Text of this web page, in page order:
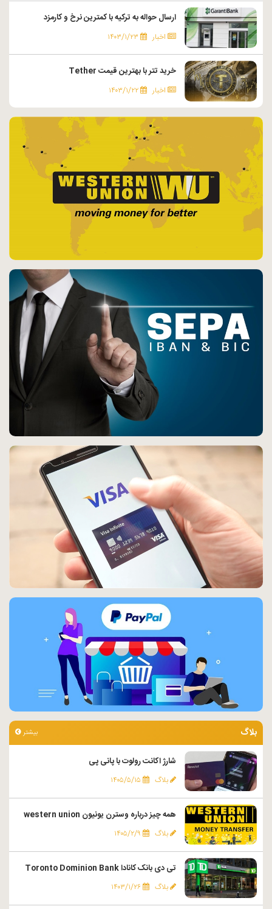
ارسال حواله به ترکیه با کمترین نرخ و کارمزد
اخبار ۱۴۰۳/۱/۲۳
خرید تتر با بهترین قیمت Tether
اخبار ۱۴۰۳/۱/۲۲
بلاگ بیشتر
شارژ اکانت رولوت با پانی پی
بلاگ ۱۴۰۵/۵/۱۵
همه چیز درباره وسترن یونیون western union
بلاگ ۱۴۰۵/۲/۹
تی دی بانک کانادا Toronto Dominion Bank
بلاگ ۱۴۰۳/۱/۲۶